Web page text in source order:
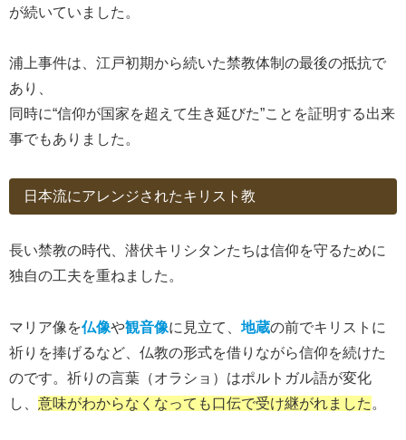
が続いていました。
浦上事件は、江戸初期から続いた禁教体制の最後の抵抗で
あり、
同時に“信仰が国家を超えて生き延びた”ことを証明する出来
事でもありました。
日本流にアレンジされたキリスト教
長い禁教の時代、潜伏キリシタンたちは信仰を守るために
独自の工夫を重ねました。
マリア像を仏像や観音像に見立て、 地蔵の前でキリストに
祈りを捧げるなど、仏教の形式を借りながら信仰を続けた
のです。祈りの言葉（オラショ）はポルトガル語が変化
し、 意味がわからなくなっても口伝で受け継がれました 。